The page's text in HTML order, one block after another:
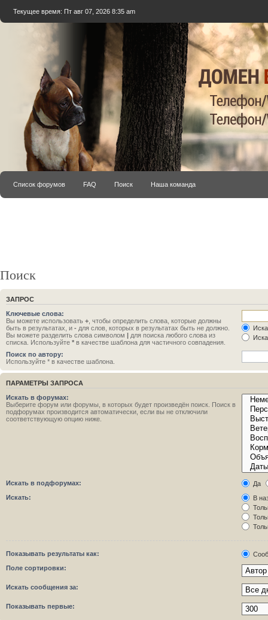
Текущее время: Пт авг 07, 2026 8:35 am
Список форумов FAQ Поиск Наша команда
Поиск
ЗАПРОС
Ключевые слова:
Вы можете использовать + , чтобы определить слова, которые должны
быть в результатах, и - для слов, которых в результатах быть не должно.
Вы можете разделить слова символом | для поиска любого слова из
списка. Используйте * в качестве шаблона для частичного совпадения.
Поиск по автору:
Используйте * в качестве шаблона.
ПАРАМЕТРЫ ЗАПРОСА
Искать в форумах:
Выберите форум или форумы, в которых будет произведён поиск. Поиск в
подфорумах производится автоматически, если вы не отключили
соответствующую опцию ниже.
Искать в подфорумах:
Да
Искать:
В
Показывать результаты как:
Поле сортировки:
Искать сообщения за:
Показывать первые: